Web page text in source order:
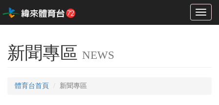
Toggle
新聞專區 NEWS
體育台首頁 新聞專區